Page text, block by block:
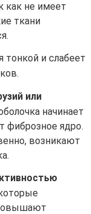
как не имеет
ткани
тонкой и слабеет
или
начинает
фиброзное ядро.
возникают